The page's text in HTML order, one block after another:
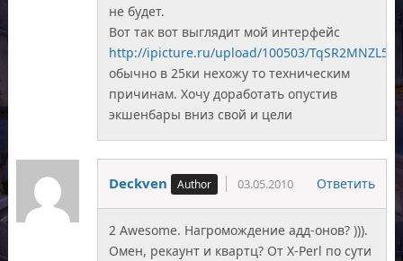
не будет.
Вот так вот выглядит мой интерфейс
http://ipicture.ru/upload/100503/
обычно в 25ки нехожу то техническим
причинам. Хочу доработать опустив
экшенбары вниз свой и цели
Deckven 03.05.2010 Ответить
2 Awesome. Нагромождение адд-онов? ))).
Омен, рекаунт и квартц? От X-Perl по сути